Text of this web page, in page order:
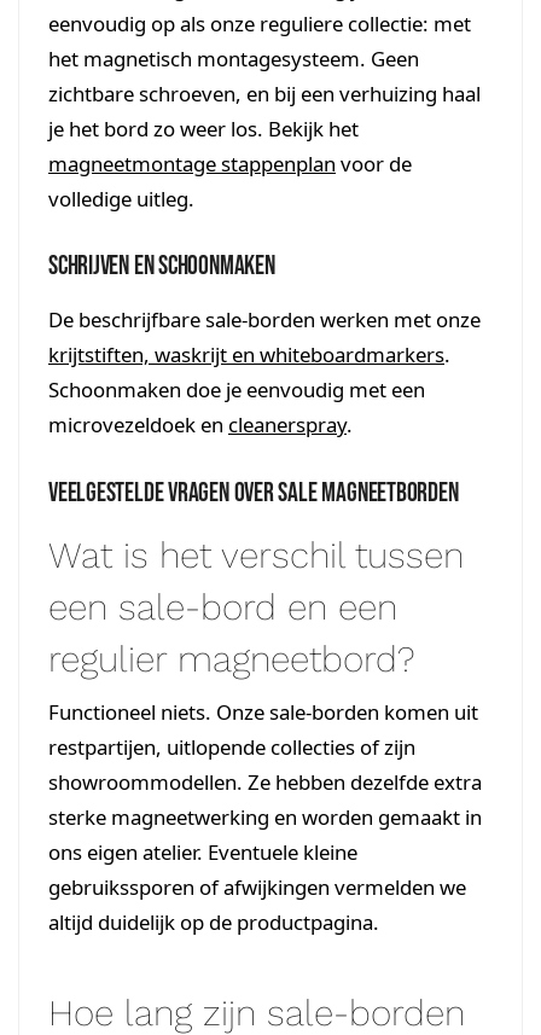
eenvoudig op als onze reguliere collectie: met
het magnetisch montagesysteem. Geen
zichtbare schroeven, en bij een verhuizing haal
je het bord zo weer los. Bekijk het
magneetmontage stappenplan voor de
volledige uitleg.
Schrijven en schoonmaken
De beschrijfbare sale-borden werken met onze
krijtstiften, waskrijt en whiteboardmarkers.
Schoonmaken doe je eenvoudig met een
microvezeldoek en cleanerspray.
Veelgestelde vragen over sale magneetborden
Wat is het verschil tussen
een sale-bord en een
regulier magneetbord?
Functioneel niets. Onze sale-borden komen uit
restpartijen, uitlopende collecties of zijn
showroommodellen. Ze hebben dezelfde extra
sterke magneetwerking en worden gemaakt in
ons eigen atelier. Eventuele kleine
gebruikssporen of afwijkingen vermelden we
altijd duidelijk op de productpagina.
Hoe lang zijn sale-borden